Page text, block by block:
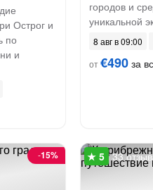
Острог и
по
и
городов и
уникальной
8 авг в 09:00
от€490за
-15% 33